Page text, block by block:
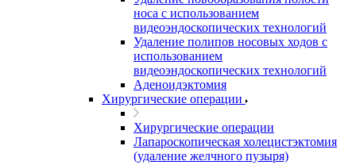
носа с использованием
видеоэндоскопических технологий
Удаление полипов носовых ходов с
использованием
видеоэндоскопических технологий
Аденоидэктомия
Хирургические операции
Хирургические операции
Лапароскопическая холецистэктомия
(удаление желчного пузыря)